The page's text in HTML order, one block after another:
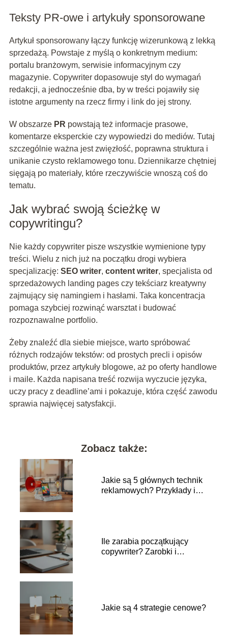
Teksty PR-owe i artykuły sponsorowane
Artykuł sponsorowany łączy funkcję wizerunkową z lekką
sprzedażą. Powstaje z myślą o konkretnym medium:
portalu branżowym, serwisie informacyjnym czy
magazynie. Copywriter dopasowuje styl do wymagań
redakcji, a jednocześnie dba, by w treści pojawiły się
istotne argumenty na rzecz firmy i link do jej strony.
W obszarze PR powstają też informacje prasowe,
komentarze eksperckie czy wypowiedzi do mediów. Tutaj
szczególnie ważna jest zwięzłość, poprawna struktura i
unikanie czysto reklamowego tonu. Dziennikarze chętniej
sięgają po materiały, które rzeczywiście wnoszą coś do
tematu.
Jak wybrać swoją ścieżkę w
copywritingu?
Nie każdy copywriter pisze wszystkie wymienione typy
treści. Wielu z nich już na początku drogi wybiera
specjalizację: SEO writer, content writer, specjalista od
sprzedażowych landing pages czy tekściarz kreatywny
zajmujący się namingiem i hasłami. Taka koncentracja
pomaga szybciej rozwinąć warsztat i budować
rozpoznawalne portfolio.
Żeby znaleźć dla siebie miejsce, warto spróbować
różnych rodzajów tekstów: od prostych precli i opisów
produktów, przez artykuły blogowe, aż po oferty handlowe
i maile. Każda napisana treść rozwija wyczucie języka,
uczy pracy z deadline’ami i pokazuje, która część zawodu
sprawia najwięcej satysfakcji.
Zobacz także:
Jakie są 5 głównych technik
reklamowych? Przykłady i
Ile zarabia początkujący
copywriter? Zarobki i
Jakie są 4 strategie cenowe?